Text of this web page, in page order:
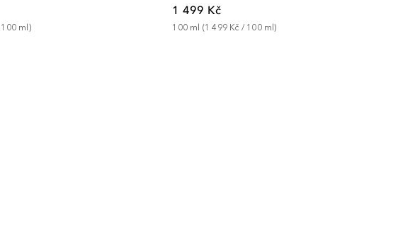
100 ml)
1 499 Kč
100 ml (1 499 Kč / 100 ml)